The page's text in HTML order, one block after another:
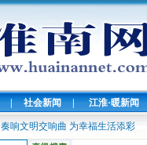
| 社会新闻 | 江淮·暖新闻
奏响文明交响曲 为幸福生活添彩